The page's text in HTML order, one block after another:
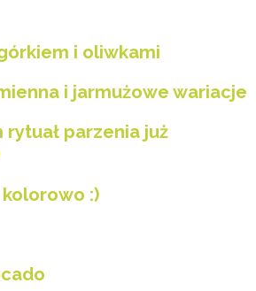
i oliwkami
i jarmużowe wariacje
rytuał parzenia już
:)